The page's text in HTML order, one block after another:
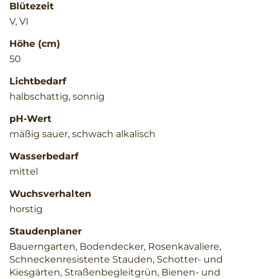
Blütezeit
V, VI
Höhe (cm)
50
Lichtbedarf
halbschattig, sonnig
pH-Wert
mäßig sauer, schwach alkalisch
Wasserbedarf
mittel
Wuchsverhalten
horstig
Staudenplaner
Bauerngarten, Bodendecker, Rosenkavaliere,
Schneckenresistente Stauden, Schotter- und
Kiesgärten, Straßenbegleitgrün, Bienen- und